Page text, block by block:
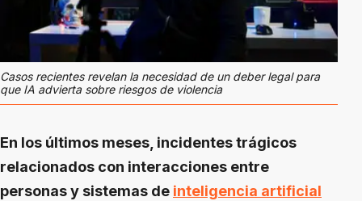
Casos recientes revelan la necesidad de un deber legal para
que IA advierta sobre riesgos de violencia
En los últimos meses, incidentes trágicos
relacionados con interacciones entre
personas y sistemas de inteligencia artificial